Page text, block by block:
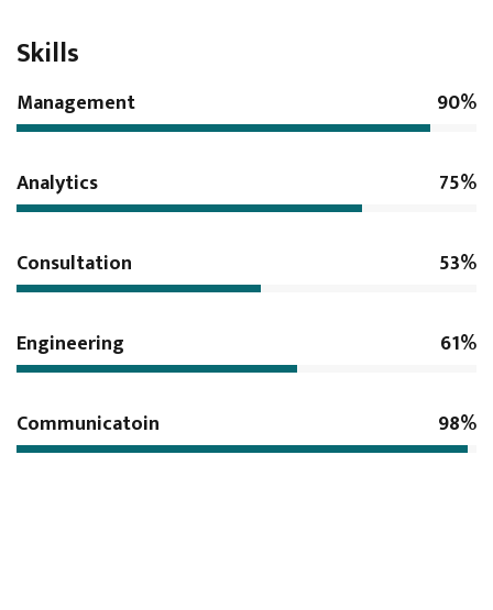
Skills
Management 90%
Analytics 75%
Consultation 53%
Engineering 61%
Communicatoin 98%